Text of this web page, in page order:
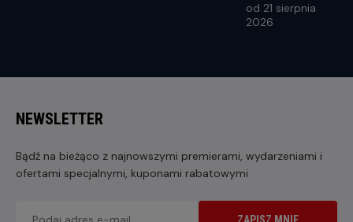
od 21 sierpnia
2026
NEWSLETTER
Bądź na bieżąco z najnowszymi premierami, wydarzeniami i
ofertami specjalnymi, kuponami rabatowymi